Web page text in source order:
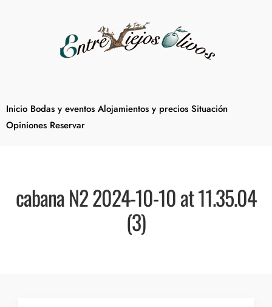
Inicio Bodas y eventos Alojamientos y precios Situación
Opiniones Reservar
cabana N2 2024-10-10 at 11.35.04
(3)